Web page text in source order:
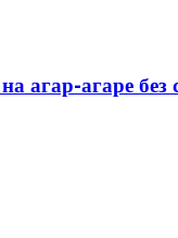
агар-агаре без